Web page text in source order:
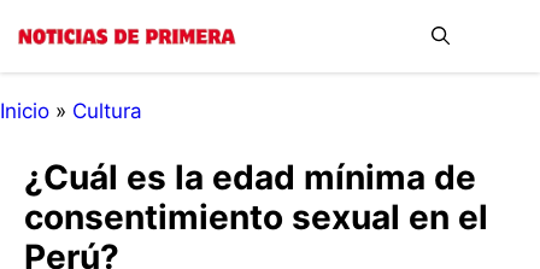
contenido
Inicio » Cultura
¿Cuál es la edad mínima de
consentimiento sexual en el
Perú?